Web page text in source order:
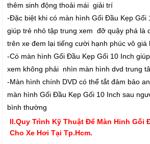
thêm sinh động thoải mái giải trí
-Đặc biệt khi có màn hình Gối Đầu Kẹp Gối
giúp trẻ nhỏ tập trung xem đỡ quậy phá là
trên xe đem lại tiếng cười hạnh phúc vô giá
-Có màn hình Gối Đầu Kẹp Gối 10 Inch
xem không phải nhìn màn hình dvd trung
-Màn hình chính DVD có thể tắt đảm bảo
màn hình Gối Đầu Kẹp Gối 10 Inch sau
bình thường
II.Quy Trình Kỹ Thuật Để Màn Hinh Gối
Cho Xe Hơi Tại Tp.Hcm.